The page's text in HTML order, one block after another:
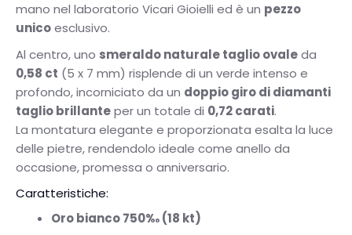
mano nel laboratorio Vicari Gioielli ed è un pezzo
unicoesclusivo.
Al centro, uno smeraldo naturale taglio ovaleda
0,58 ct (5 x 7 mm) risplende di un verde intenso e
profondo, incorniciato da un doppio giro di diamanti
taglio brillanteper un totale di 0,72 carati.
La montatura elegante e proporzionata esalta la luce
delle pietre, rendendolo ideale come anello da
occasione, promessa o anniversario.
Caratteristiche:
Oro bianco 750‰ (18 kt)